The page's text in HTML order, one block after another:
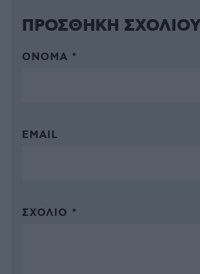
ΠΡΟΣΘΗΚΗ ΣΧΟΛΙΟΥ
ΌΝΟΜΑ *
EMAIL
ΣΧΌΛΙΟ *